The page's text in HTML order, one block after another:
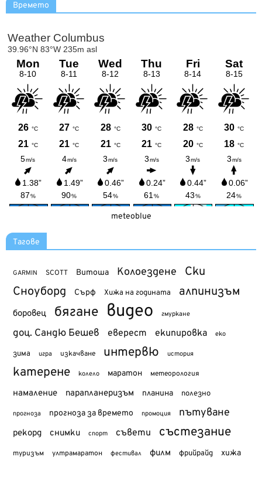
Времето
meteoblue
Тагове
GARMIN SCOTT Витоша Колоездене Ски
Сноуборд Сърф Хижа на годината алпинизъм
боровец бягане видео гмуркане
доц. Сандю Бешев еверест екипировка еко
зима игра изкачване интервю история
катерене колело маратон метеорология
намаление парапланеризъм планина полезно
прогноза прогноза за времето промоция пътуване
рекорд снимки спорт съвети състезание
туризъм ултрамаратон фестивал филм фрийрайд хижа